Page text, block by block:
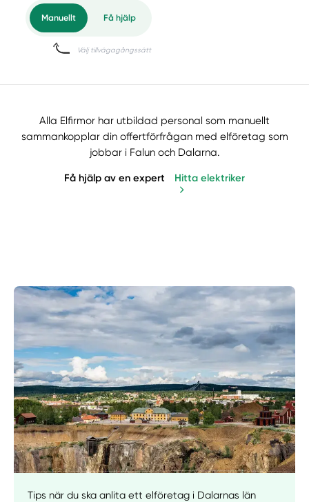
Manuellt Få hjälp
Välj tillvägagångssätt
Alla Elfirmor har utbildad personal som manuellt
sammankopplar din offertförfrågan med elföretag som
jobbar i Falun och Dalarna.
Få hjälp av en expert Hitta elektriker
Tips när du ska anlita ett elföretag i Dalarnas län